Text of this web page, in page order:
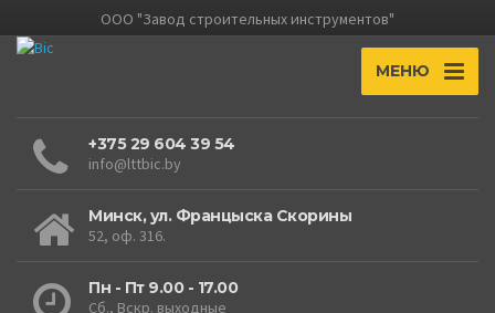
ООО "Завод строительных инструментов"
МЕНЮ
+375 29 604 39 54
info@lttbic.by
Минск, ул. Францыска Скорины
52, оф. 316.
Пн - Пт 9.00 - 17.00
Сб., Вскр. выходные